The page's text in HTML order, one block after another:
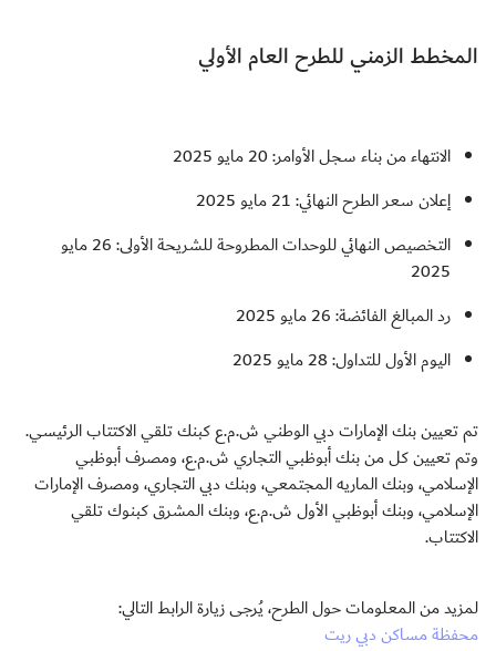
المخطط الزمني للطرح العام الأولي
الانتهاء من بناء سجل الأوامر: 20 مايو 2025
إعلان سعر الطرح النهائي: 21 مايو 2025
التخصيص النهائي للوحدات المطروحة للشريحة الأولى: 26 مايو
2025
رد المبالغ الفائضة: 26 مايو 2025
اليوم الأول للتداول: 28 مايو 2025
تم تعيين بنك الإمارات دبي الوطني ش.م.ع كبنك تلقي الاكتتاب الرئيسي.
وتم تعيين كل من بنك أبوظبي التجاري ش.م.ع، ومصرف أبوظبي
الإسلامي، وبنك الماريه المجتمعي، وبنك دبي التجاري، ومصرف الإمارات
الإسلامي، وبنك أبوظبي الأول ش.م.ع، وبنك المشرق كبنوك تلقي
الاكتتاب.
لمزيد من المعلومات حول الطرح، يُرجى زيارة الرابط التالي:
محفظة مساكن دبي ريت